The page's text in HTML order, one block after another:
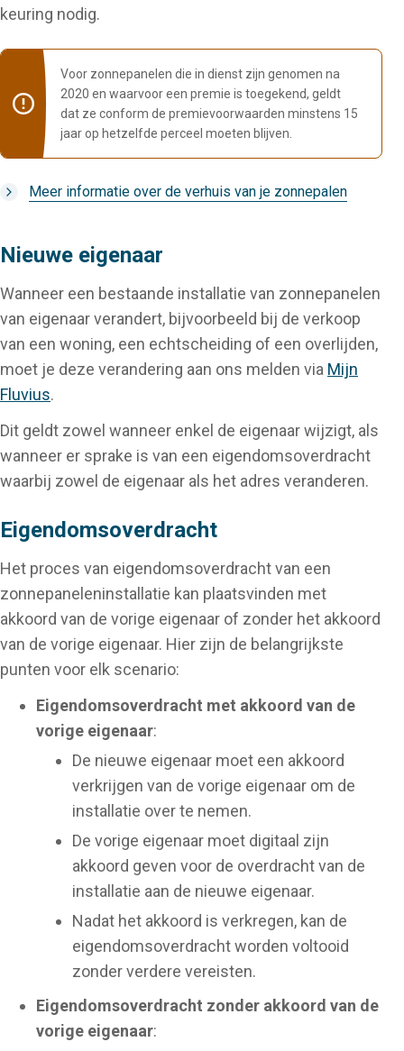
keuring nodig.
Voor zonnepanelen die in dienst zijn genomen na
2020 en waarvoor een premie is toegekend, geldt
dat ze conform de premievoorwaarden minstens 15
jaar op hetzelfde perceel moeten blijven.
Meer informatie over de verhuis van je zonnepalen
Nieuwe eigenaar
Wanneer een bestaande installatie van zonnepanelen
van eigenaar verandert, bijvoorbeeld bij de verkoop
van een woning, een echtscheiding of een overlijden,
moet je deze verandering aan ons melden via Mijn
Fluvius.
Dit geldt zowel wanneer enkel de eigenaar wijzigt, als
wanneer er sprake is van een eigendomsoverdracht
waarbij zowel de eigenaar als het adres veranderen.
Eigendomsoverdracht
Het proces van eigendomsoverdracht van een
zonnepaneleninstallatie kan plaatsvinden met
akkoord van de vorige eigenaar of zonder het akkoord
van de vorige eigenaar. Hier zijn de belangrijkste
punten voor elk scenario:
Eigendomsoverdracht met akkoord van de
vorige eigenaar:
De nieuwe eigenaar moet een akkoord
verkrijgen van de vorige eigenaar om de
installatie over te nemen.
De vorige eigenaar moet digitaal zijn
akkoord geven voor de overdracht van de
installatie aan de nieuwe eigenaar.
Nadat het akkoord is verkregen, kan de
eigendomsoverdracht worden voltooid
zonder verdere vereisten.
Eigendomsoverdracht zonder akkoord van de
vorige eigenaar: